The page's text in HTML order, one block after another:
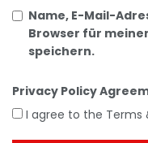
Name, E-Mail-
Browser für
speichern.
Privacy Policy
I agree to the Terms